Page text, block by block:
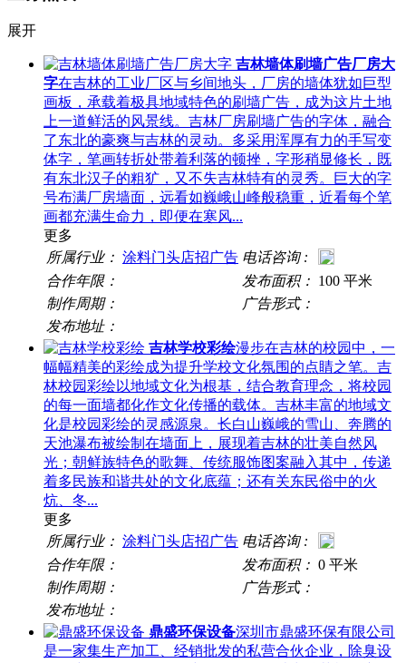
展开
吉林墙体刷墙广告厂房大
字在吉林的工业厂区与乡间地头，厂房的墙体犹如巨型
画板，承载着极具地域特色的刷墙广告，成为这片土地
上一道鲜活的风景线。吉林厂房刷墙广告的字体，融合
了东北的豪爽与吉林的灵动。多采用浑厚有力的手写变
体字，笔画转折处带着利落的顿挫，字形稍显修长，既
有东北汉子的粗犷，又不失吉林特有的灵秀。巨大的字
号布满厂房墙面，远看如巍峨山峰般稳重，近看每个笔
画都充满生命力，即便在寒风...
更多
所属行业： 涂料门头店招广告 电话咨询 :
合作年限：
发布面积： 100 平米
制作周期：
广告形式：
发布地址：
吉林学校彩绘漫步在吉林的校园中，一
幅幅精美的彩绘成为提升学校文化氛围的点睛之笔。吉
林校园彩绘以地域文化为根基，结合教育理念，将校园
的每一面墙都化作文化传播的载体。吉林丰富的地域文
化是校园彩绘的灵感源泉。长白山巍峨的雪山、奔腾的
天池瀑布被绘制在墙面上，展现着吉林的壮美自然风
光；朝鲜族特色的歌舞、传统服饰图案融入其中，传递
着多民族和谐共处的文化底蕴；还有关东民俗中的火
炕、冬...
更多
所属行业： 涂料门头店招广告 电话咨询 :
合作年限：
发布面积： 0 平米
制作周期：
广告形式：
发布地址：
鼎盛环保设备深圳市鼎盛环保有限公司
是一家集生产加工、经销批发的私营合伙企业，除臭设